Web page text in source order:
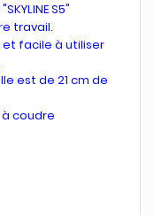
S5"
travail.
facile à utiliser
est de 21 cm de
coudre